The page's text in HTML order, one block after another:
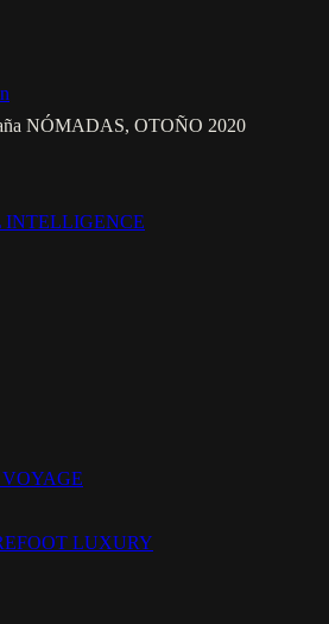
NÓMADAS, OTOÑO 2020
INTELLIGENCE
LUXURY